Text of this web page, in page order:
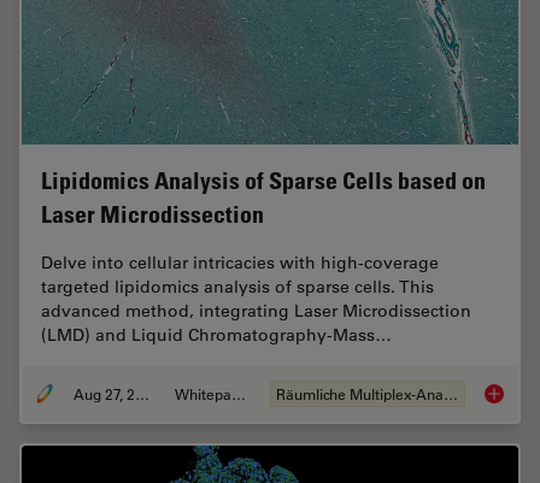
Lipidomics Analysis of Sparse Cells based on
Laser Microdissection
Delve into cellular intricacies with high-coverage
targeted lipidomics analysis of sparse cells. This
advanced method, integrating Laser Microdissection
(LMD) and Liquid Chromatography-Mass…
Aug 27, 2024 Whitepaper Räumliche Multiplex-Analyse